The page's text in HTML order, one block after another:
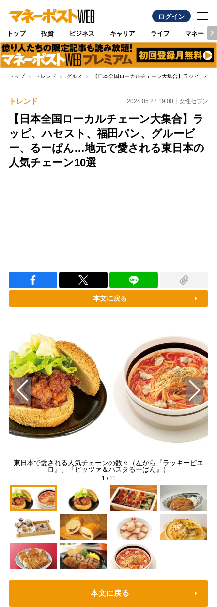
ログイン
トップ 投資 ビジネス キャリア ライフ マネー
トップ トレンド グルメ 【日本全国ローカルチェーン大集合】ラッピ、ハ
トレンド 2024.05.27 19:00 女性セブン
【日本全国ローカルチェーン大集合】ラ
ッピ、ハセスト、福田パン、グルービ
ー、るーぱん…地元で愛される東日本の
人気チェーン10選
本文に戻る
東日本で愛される人気チェーンの数々（左から『ラッキーピエ
ロ』、『ピッツァ＆パスタるーぱん』）
1 / 11
本文に戻る